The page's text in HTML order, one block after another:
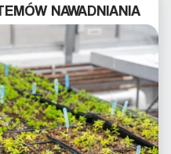
NAWADNIANIA